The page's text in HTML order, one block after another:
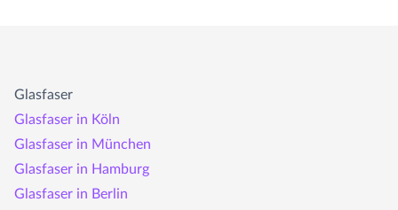
Glasfaser
Glasfaser in Köln
Glasfaser in München
Glasfaser in Hamburg
Glasfaser in Berlin